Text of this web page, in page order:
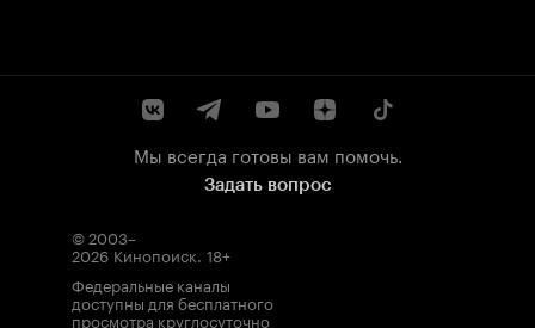
Мы всегда готовы вам помочь.
Задать вопрос
© 2003–
2026 Кинопоиск. 18+
Федеральные каналы
доступны для бесплатного
просмотра круглосуточно